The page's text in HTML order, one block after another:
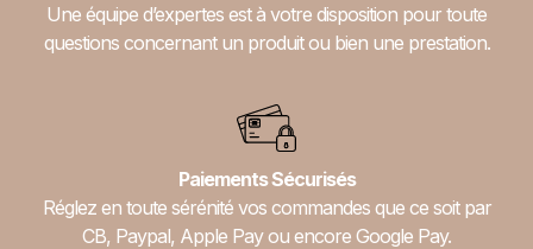
Une équipe d’expertes est à votre disposition pour toute
questions concernant un produit ou bien une prestation.
Paiements Sécurisés
Réglez en toute sérénité vos commandes que ce soit par
CB, Paypal, Apple Pay ou encore Google Pay.